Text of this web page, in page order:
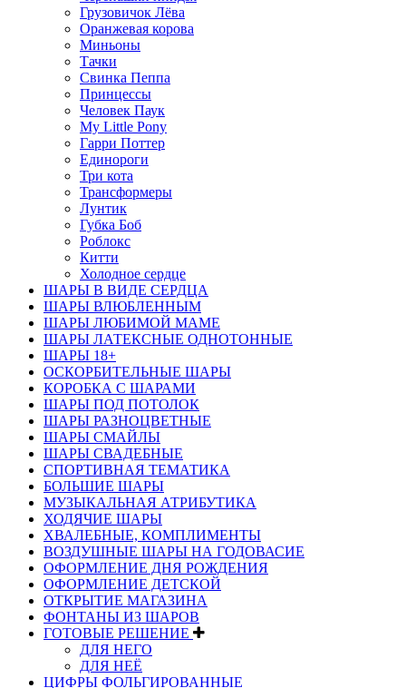
Грузовичок Лёва
Оранжевая корова
Миньоны
Тачки
Свинка Пеппа
Принцессы
Человек Паук
My Little Pony
Гарри Поттер
Единороги
Три кота
Трансформеры
Лунтик
Губка Боб
Роблокс
Китти
Холодное сердце
ШАРЫ В ВИДЕ СЕРДЦА
ШАРЫ ВЛЮБЛЕННЫМ
ШАРЫ ЛЮБИМОЙ МАМЕ
ШАРЫ ЛАТЕКСНЫЕ ОДНОТОННЫЕ
ШАРЫ 18+
ОСКОРБИТЕЛЬНЫЕ ШАРЫ
КОРОБКА С ШАРАМИ
ШАРЫ ПОД ПОТОЛОК
ШАРЫ РАЗНОЦВЕТНЫЕ
ШАРЫ СМАЙЛЫ
ШАРЫ СВАДЕБНЫЕ
СПОРТИВНАЯ ТЕМАТИКА
БОЛЬШИЕ ШАРЫ
МУЗЫКАЛЬНАЯ АТРИБУТИКА
ХОДЯЧИЕ ШАРЫ
ХВАЛЕБНЫЕ, КОМПЛИМЕНТЫ
ВОЗДУШНЫЕ ШАРЫ НА ГОДОВАСИЕ
ОФОРМЛЕНИЕ ДНЯ РОЖДЕНИЯ
ОФОРМЛЕНИЕ ДЕТСКОЙ
ОТКРЫТИЕ МАГАЗИНА
ФОНТАНЫ ИЗ ШАРОВ
ГОТОВЫЕ РЕШЕНИЕ
ДЛЯ НЕГО
ДЛЯ НЕЁ
ЦИФРЫ ФОЛЬГИРОВАННЫЕ